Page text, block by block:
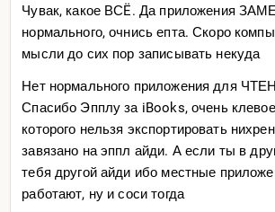
Чувак, какое ВСË. Да приложения
нормального, очнись епта. Скоро
мысли до сих пор записывать некуда
Нет нормального приложения для
Спасибо Эпплу за iBooks, очень
которого нельзя экспортировать
завязано на эппл айди. А если ты в
тебя другой айди ибо местные
работают, ну и соси тогда